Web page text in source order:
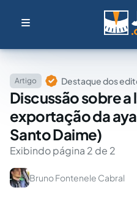
Artigo Destaque dos
Discussão sobre
exportação da
Santo Daime)
Exibindo página 2 de 2
Bruno Fontenele Cabral